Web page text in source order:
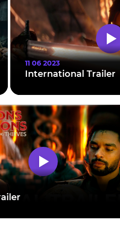
11 06 2023
International Trailer